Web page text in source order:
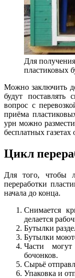
Для
пластиковых
Можно заключить
будут поставлять
вопрос с
приёма
урн можно
бесплатных газетах
Цикл
Для того, чтобы
переработки
начала до конца.
Снимается
делается
Бутылки
Бутылки
Части
бочонков.
Сырьё
Упаковка и